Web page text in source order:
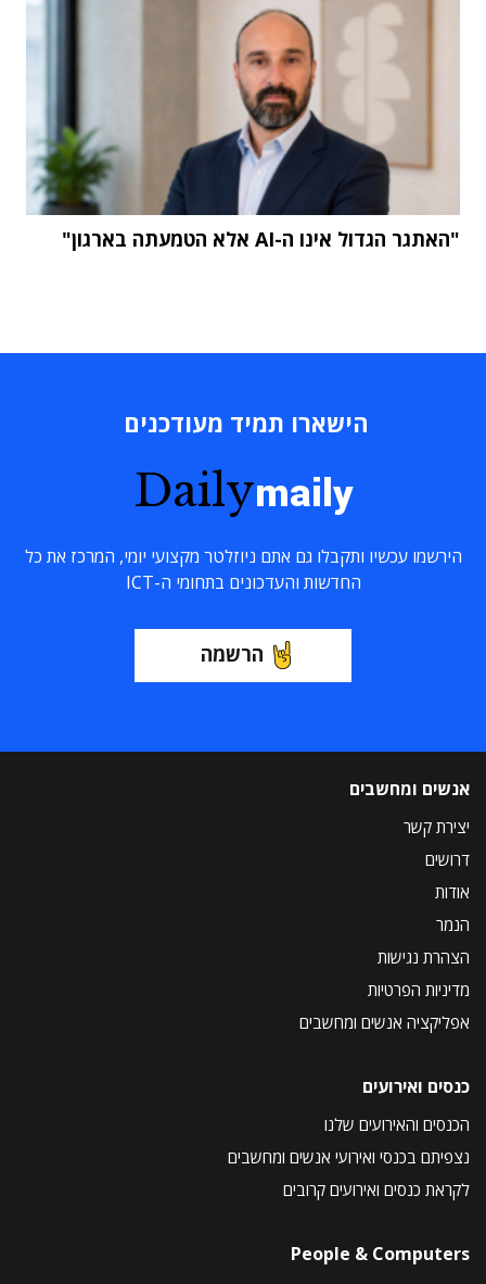
"האתגר הגדול אינו ה-AI אלא הטמעתה בארגון"
הישארו תמיד מעודכנים
Dailymaily
הירשמו עכשיו ותקבלו גם אתם ניוזלטר מקצועי יומי, המרכז את כל
החדשות והעדכונים בתחומי ה-ICT
הרשמה
אנשים ומחשבים
יצירת קשר
דרושים
אודות
הנמר
הצהרת נגישות
מדיניות הפרטיות
אפליקציה אנשים ומחשבים
כנסים ואירועים
הכנסים והאירועים שלנו
נצפיתם בכנסי ואירועי אנשים ומחשבים
לקראת כנסים ואירועים קרובים
People & Computers